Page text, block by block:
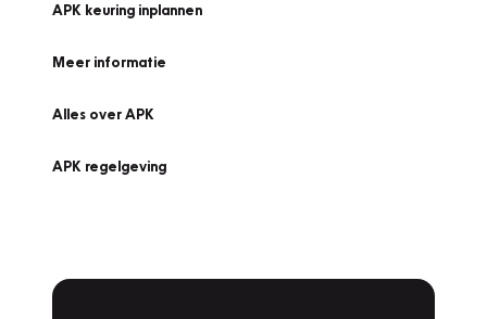
APK keuring inplannen
Meer informatie
Alles over APK
APK regelgeving